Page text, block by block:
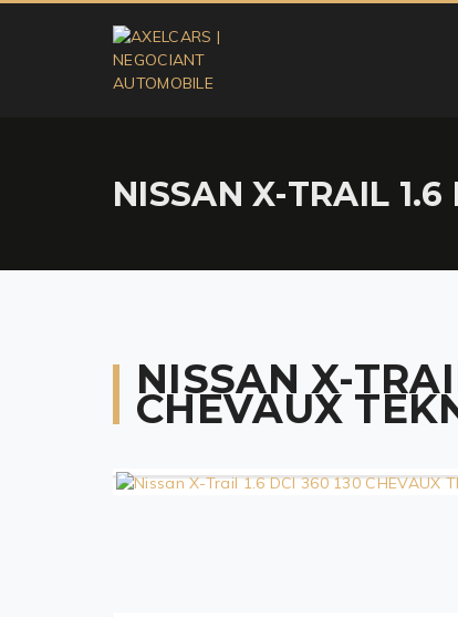
NISSAN X-TRAIL
NISSAN X-
CHEVAUX